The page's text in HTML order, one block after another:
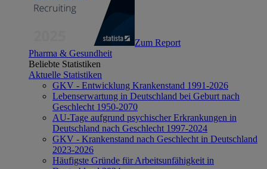
Zum Report
Pharma & Gesundheit
Beliebte Statistiken
Aktuelle Statistiken
GKV - Entwicklung Krankenstand 1991-2026
Lebenserwartung in Deutschland bei Geburt nach
Geschlecht 1950-2070
AU-Tage aufgrund psychischer Erkrankungen in
Deutschland nach Geschlecht 1997-2024
GKV - Krankenstand nach Geschlecht in Deutschland
2023-2026
Häufigste Gründe für Arbeitsunfähigkeit in